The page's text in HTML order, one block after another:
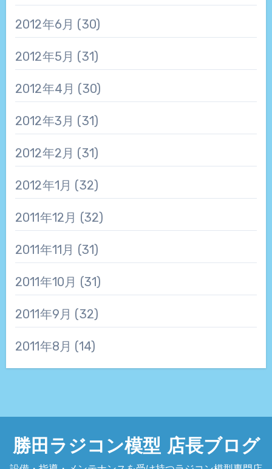
2012年6月 (30)
2012年5月 (31)
2012年4月 (30)
2012年3月 (31)
2012年2月 (31)
2012年1月 (32)
2011年12月 (32)
2011年11月 (31)
2011年10月 (31)
2011年9月 (32)
2011年8月 (14)
勝田ラジコン模型 店長ブログ